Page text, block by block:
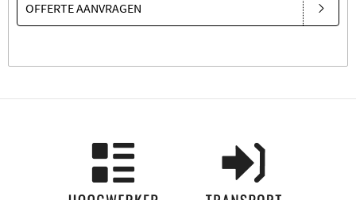
OFFERTE AANVRAGEN